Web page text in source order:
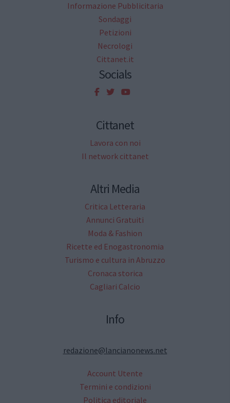
Informazione Pubblicitaria
Sondaggi
Petizioni
Necrologi
Cittanet.it
Socials
Cittanet
Lavora con noi
Il network cittanet
Altri Media
Critica Letteraria
Annunci Gratuiti
Moda & Fashion
Ricette ed Enogastronomia
Turismo e cultura in Abruzzo
Cronaca storica
Cagliari Calcio
Info
redazione@lancianonews.net
Account Utente
Termini e condizioni
Politica editoriale